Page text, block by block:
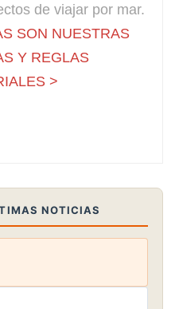
de viajar por mar.
SON NUESTRAS
Y REGLAS
>
NOTICIAS